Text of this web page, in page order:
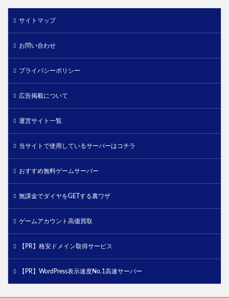
サイトマップ
お問い合わせ
プライバシーポリシー
広告掲載について
運営サイト一覧
当サイトで使用しているサーバーはコチラ
おすすめ無料ゲームサーバー
無課金でダイヤをGETする裏ワザ
ゲームアカウント高価買取
【PR】格安ドメイン取得サービス
【PR】WordPress表示速度No.1高速サーバー